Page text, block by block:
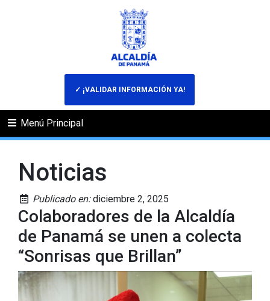
✓ ¡VALIDAR INFORMACIÓN YA!
Menú Principal
Noticias
Publicado en:diciembre 2, 2025
Colaboradores de la Alcaldía
de Panamá se unen a colecta
“Sonrisas que Brillan”